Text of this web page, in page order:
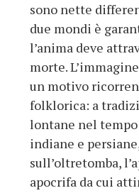
sono nette
due mondi è
l’anima deve
morte.
un motivo
folklorica: a
lontane nel
indiane e
sull’oltretomba,
apocrifa da cui